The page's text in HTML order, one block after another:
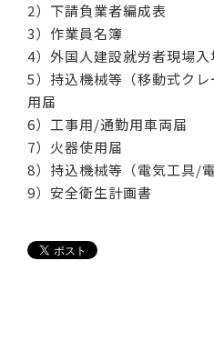
2）下請負業者編成表
3）作業員名簿
4）外国人建設就労者現場入
5）持込機械等（移動式ク
用届
6）工事用/通勤用車両届
7）火器使用届
8）持込機械等（電気工具/
9）安全衛生計画書